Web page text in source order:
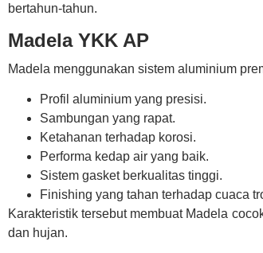
bertahun-tahun.
Madela YKK AP
Madela menggunakan sistem aluminium
Profil aluminium yang presisi.
Sambungan yang rapat.
Ketahanan terhadap korosi.
Performa kedap air yang baik.
Sistem gasket berkualitas tinggi.
Finishing yang tahan terhadap cuaca
Karakteristik tersebut membuat Madela
dan hujan.